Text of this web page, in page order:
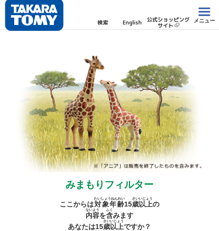
検索 English 公式ショッピング
サイト
メニュー
みまもりフィルター
ここからは対象年齢
たいしょうねんれい
15歳
さい
以上
いじょう
の
内容
ないよう
を含
ふく
みます
あなたは15歳
さい
以上
いじょう
ですか？